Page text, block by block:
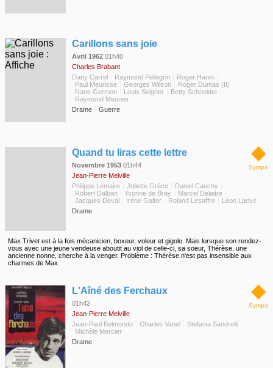
Carillons sans joie
Avril 1962 01h40
Charles Brabant
Dany Carrel
Raymond Pellegrin
Roger Hanin
Paul Meurisse
Georges Wilson
Roger Dumas (II)
Nane Germon
Louis Seigner
Betty Schneider
Raymond Meunier
Drame
Guerre
◆
Sympa
Quand tu liras cette lettre
Novembre 1953 01h44
Jean-Pierre Melville
Philippe Lemaire
Juliette Gréco
Daniel Cauchy
Robert Dalban
Yvonne de Bray
Marcel Delaitre
Jacques Deval
Irène Galter Roland Lesaffre
Léon Larive
Drame
Max Trivet est à la fois mécanicien, boxeur, voleur et gigolo. Mais lorsque son rendez-
vous avec une jeune vendeuse aboutit au viol de celle-ci, sa soeur, Thérèse, une
ancienne nonne, cherche à la venger. Problème : Thérèse n'est pas insensible aux
charmes de Max.
◆
Sympa
L'Aîné des Ferchaux
01h42
Jean-Pierre Melville
Jean-Paul Belmondo
Charles Vanel
Stefania Sandrelli
Michèle Mercier
Drame